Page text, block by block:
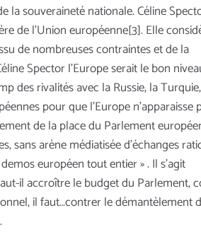
la souveraineté nationale. Céline
de l’Union européenne[3]. Elle
de nombreuses contraintes et de la
Spector l’Europe serait le bon
des rivalités avec la Russie, la
pour que l’Europe n’apparaisse
de la place du Parlement
sans arène médiatisée d’échanges
européen tout entier » . Il s’agit
il accroître le budget du Parlement,
il faut…contrer le démantèlement